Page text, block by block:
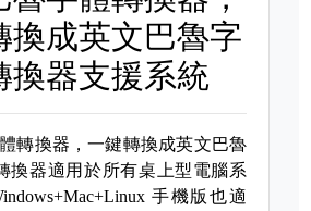
換成英文巴魯字
換器支援系統
轉換器，一鍵轉換成英文巴魯
換器適用於所有桌上型電腦系
手機版也適